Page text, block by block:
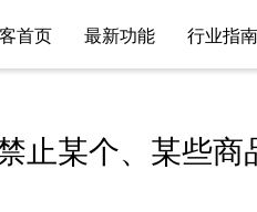
首页 最新功能 行业指南
止某个、某些